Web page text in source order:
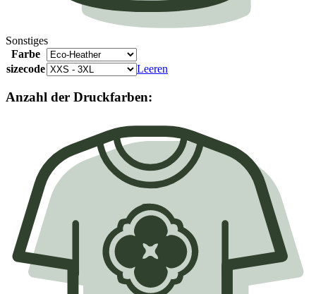
Sonstiges
Farbe
sizecode
Leeren
Anzahl der Druckfarben: